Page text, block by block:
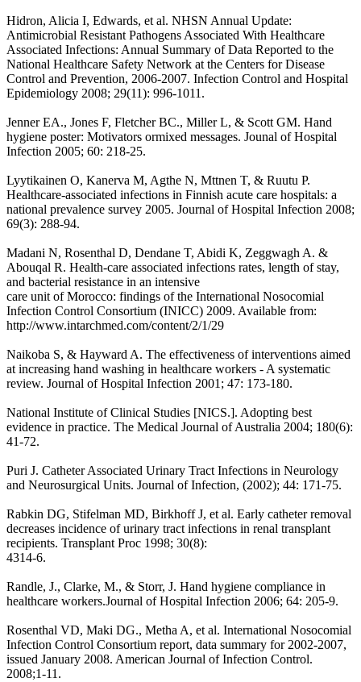
Hidron, Alicia I, Edwards, et al. NHSN Annual Update:
Antimicrobial Resistant Pathogens Associated With Healthcare
Associated Infections: Annual Summary of Data Reported to the
National Healthcare Safety Network at the Centers for Disease
Control and Prevention, 2006-2007. Infection Control and Hospital
Epidemiology 2008; 29(11): 996-1011.
Jenner EA., Jones F, Fletcher BC., Miller L, & Scott GM. Hand
hygiene poster: Motivators ormixed messages. Jounal of Hospital
Infection 2005; 60: 218-25.
Lyytikainen O, Kanerva M, Agthe N, Mttnen T, & Ruutu P.
Healthcare-associated infections in Finnish acute care hospitals: a
national prevalence survey 2005. Journal of Hospital Infection 2008;
69(3): 288-94.
Madani N, Rosenthal D, Dendane T, Abidi K, Zeggwagh A. &
Abouqal R. Health-care associated infections rates, length of stay,
and bacterial resistance in an intensive
care unit of Morocco: findings of the International Nosocomial
Infection Control Consortium (INICC) 2009. Available from:
http://www.intarchmed.com/content/2/1/29
Naikoba S, & Hayward A. The effectiveness of interventions aimed
at increasing hand washing in healthcare workers - A systematic
review. Journal of Hospital Infection 2001; 47: 173-180.
National Institute of Clinical Studies [NICS.]. Adopting best
evidence in practice. The Medical Journal of Australia 2004; 180(6):
41-72.
Puri J. Catheter Associated Urinary Tract Infections in Neurology
and Neurosurgical Units. Journal of Infection, (2002); 44: 171-75.
Rabkin DG, Stifelman MD, Birkhoff J, et al. Early catheter removal
decreases incidence of urinary tract infections in renal transplant
recipients. Transplant Proc 1998; 30(8):
4314-6.
Randle, J., Clarke, M., & Storr, J. Hand hygiene compliance in
healthcare workers.Journal of Hospital Infection 2006; 64: 205-9.
Rosenthal VD, Maki DG., Metha A, et al. International Nosocomial
Infection Control Consortium report, data summary for 2002-2007,
issued January 2008. American Journal of Infection Control.
2008;1-11.